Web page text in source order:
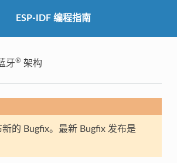
ESP-IDF 编程指南
牙®架构
的 Bugfix。最新 Bugfix 发布是